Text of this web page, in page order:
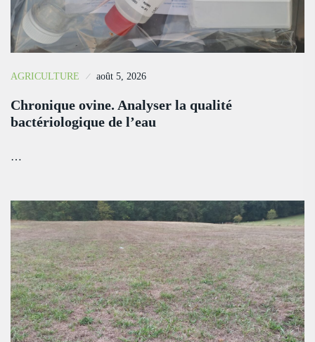
AGRICULTURE août 5, 2026
Chronique ovine. Analyser la qualité
bactériologique de l’eau
…